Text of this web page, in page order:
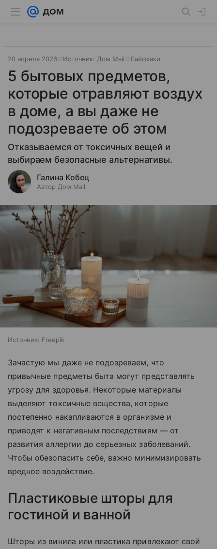
20 апреля 2026 Источник: Дом Mail Лайфхаки
5 бытовых предметов,
которые отравляют воздух
в доме, а вы даже не
подозреваете об этом
Отказываемся от токсичных вещей и
выбираем безопасные альтернативы.
Галина Кобец
Автор Дом Mail
Источник: Freepik
Зачастую мы даже не подозреваем, что
привычные предметы быта могут представлять
угрозу для здоровья. Некоторые материалы
выделяют токсичные вещества, которые
постепенно накапливаются в организме и
приводят к негативным последствиям — от
развития аллергии до серьезных заболеваний.
Чтобы обезопасить себе, важно минимизировать
вредное воздействие.
Пластиковые шторы для
гостиной и ванной
Шторы из винила или пластика привлекают свой